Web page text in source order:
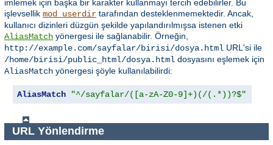
imlemek için başka bir karakter kullanmayı tercih edebilirler. Bu
işlevsellik mod_userdir tarafından desteklenmemektedir. Ancak,
kullanıcı dizinleri düzgün şekilde yapılandırılmışsa istenen etki
AliasMatch yönergesi ile sağlanabilir. Örneğin,
http://example.com/sayfalar/birisi/dosya.html URL'si ile
/home/birisi/public_html/dosya.html dosyasını eşlemek için
AliasMatch yönergesi şöyle kullanılabilirdi:
AliasMatch "^/sayfalar/([a-zA-Z0-9]+)(/(.*))?$"
URL Yönlendirme